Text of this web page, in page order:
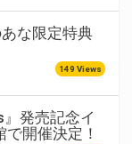
な限定特典
149 Views
』発売記念イ
開催決定！